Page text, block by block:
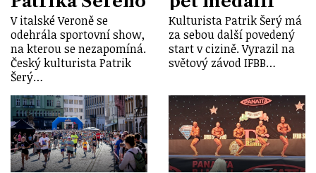
V italské Veroně se
odehrála sportovní show,
na kterou se nezapomíná.
Český kulturista Patrik
Šerý…
Kulturista Patrik Šerý má
za sebou další povedený
start v cizině. Vyrazil na
světový závod IFBB…